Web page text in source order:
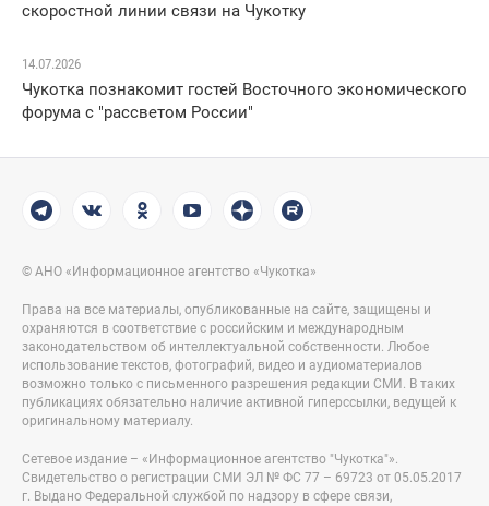
скоростной линии связи на Чукотку
14.07.2026
Чукотка познакомит гостей Восточного экономического
форума с "рассветом России"
© АНО «Информационное агентство «Чукотка»
Права на все материалы, опубликованные на сайте, защищены и
охраняются в соответствие с российским и международным
законодательством об интеллектуальной собственности. Любое
использование текстов, фотографий, видео и аудиоматериалов
возможно только с письменного разрешения редакции СМИ. В таких
публикациях обязательно наличие активной гиперссылки, ведущей к
оригинальному материалу.
Сетевое издание – «Информационное агентство "Чукотка"».
Свидетельство о регистрации СМИ ЭЛ № ФС 77 – 69723 от 05.05.2017
г. Выдано Федеральной службой по надзору в сфере связи,